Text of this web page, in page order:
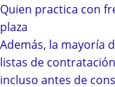
Quien practica con
plaza
Además, la mayoría
listas de
incluso antes de